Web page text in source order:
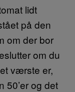
lidt
på den
om der bor
om du
værste er,
50’er og det